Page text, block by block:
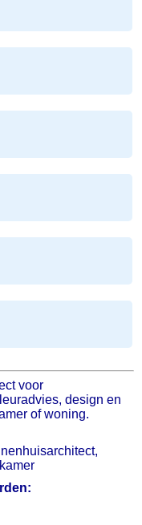
voor
design en
of woning.